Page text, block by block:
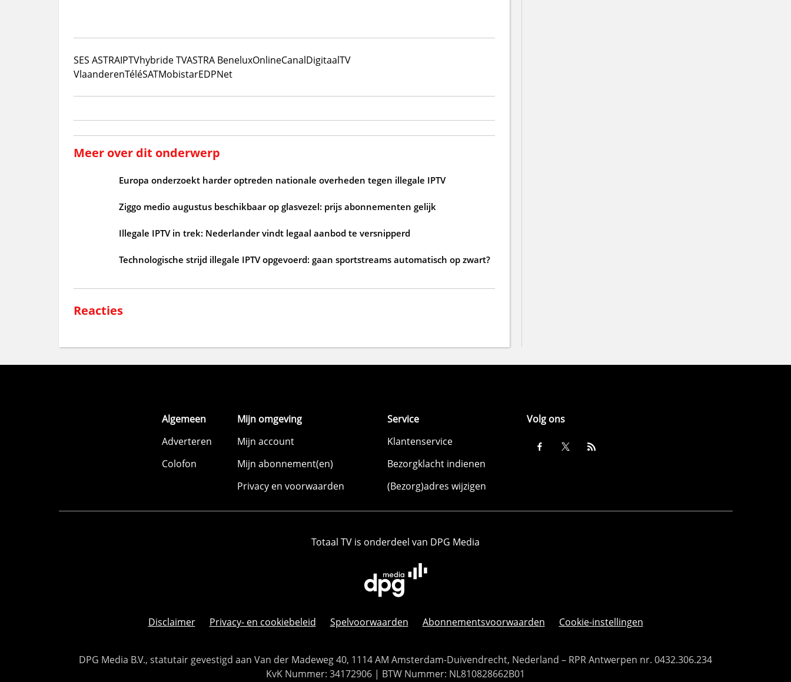
SES ASTRAIPTVhybride TVASTRA BeneluxOnlineCanalDigitaalTV
VlaanderenTéléSATMobistarEDPNet
Meer over dit onderwerp
Europa onderzoekt harder optreden nationale overheden tegen illegale IPTV
Ziggo medio augustus beschikbaar op glasvezel: prijs abonnementen gelijk
Illegale IPTV in trek: Nederlander vindt legaal aanbod te versnipperd
Technologische strijd illegale IPTV opgevoerd: gaan sportstreams automatisch op zwart?
Reacties
Algemeen
Adverteren
Colofon
Mijn omgeving
Mijn account
Mijn abonnement(en)
Privacy en voorwaarden
Service
Klantenservice
Bezorgklacht indienen
(Bezorg)adres wijzigen
Volg ons
Totaal TV is onderdeel van DPG Media
Disclaimer Privacy- en cookiebeleid Spelvoorwaarden Abonnementsvoorwaarden Cookie-instellingen
DPG Media B.V., statutair gevestigd aan Van der Madeweg 40, 1114 AM Amsterdam-Duivendrecht, Nederland – RPR Antwerpen nr. 0432.306.234
KvK Nummer: 34172906 | BTW Nummer: NL810828662B01